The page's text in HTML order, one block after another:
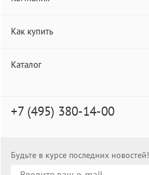
Как купить
Каталог
+7 (495) 380-14-00
Будьте в курсе последних новостей!